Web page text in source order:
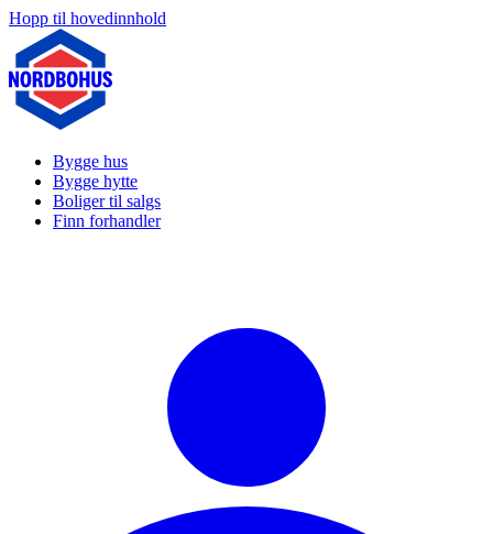
Hopp til hovedinnhold
Bygge hus
Bygge hytte
Boliger til salgs
Finn forhandler